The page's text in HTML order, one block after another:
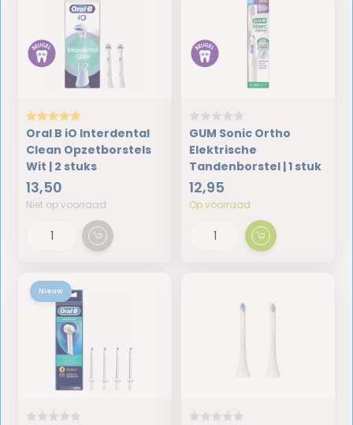
Oral B iO Interdental
Clean Opzetborstels
Wit | 2 stuks
13,50
Niet op voorraad
GUM Sonic Ortho
Elektrische
Tandenborstel | 1 stuk
12,95
Op voorraad
Nieuw